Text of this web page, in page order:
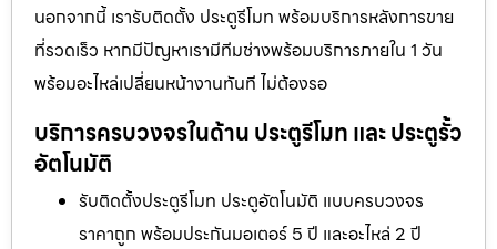
นอกจากนี้ เรารับติดตั้ง ประตูรีโมท พร้อมบริการหลังการขาย
ที่รวดเร็ว หากมีปัญหาเรามีทีมช่างพร้อมบริการภายใน 1 วัน
พร้อมอะไหล่เปลี่ยนหน้างานทันที ไม่ต้องรอ
บริการครบวงจรในด้าน ประตูรีโมท และ ประตูรั้ว
อัตโนมัติ
รับติดตั้งประตูรีโมท ประตูอัตโนมัติ แบบครบวงจร
ราคาถูก พร้อมประกันมอเตอร์ 5 ปี และอะไหล่ 2 ปี